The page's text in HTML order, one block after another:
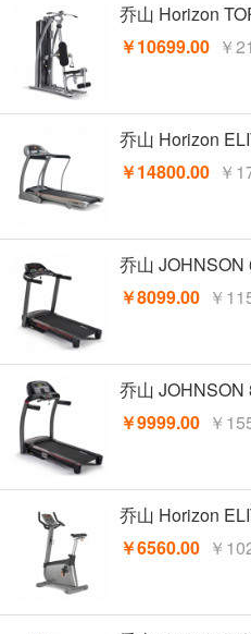
乔山 Horizon
￥10699.00 ￥
乔山 Horizon
￥14800.00 ￥
乔山 JOHNSON
￥8099.00 ￥
乔山 JOHNSON
￥9999.00 ￥
乔山 Horizon
￥6560.00 ￥